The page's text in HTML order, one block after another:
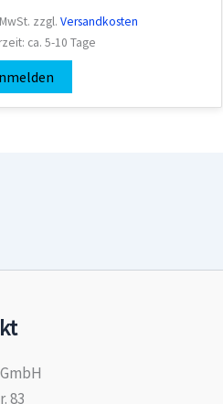
zzgl.Versandkosten
ca. 5-10 Tage
83